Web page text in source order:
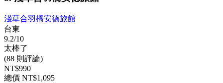
淺草合羽橋安德旅館
台東
9.2/10
太棒了
(88 則評論)
NT$990
總價 NT$1,095